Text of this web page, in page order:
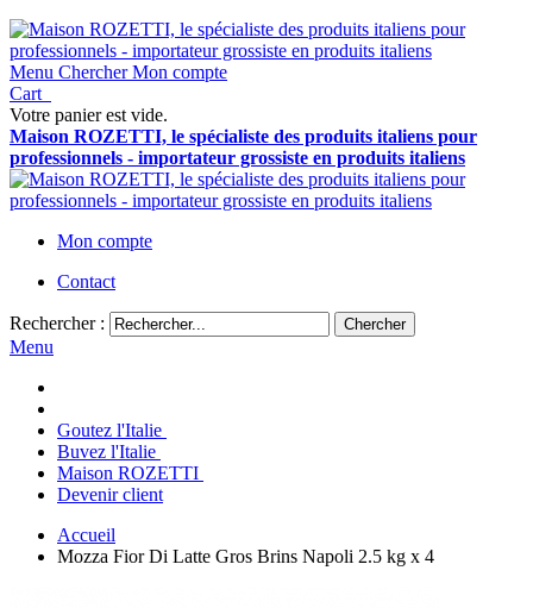
Menu Chercher Mon compte
Cart
Votre panier est vide.
Maison ROZETTI, le spécialiste des produits italiens pour
professionnels - importateur grossiste en produits italiens
Mon compte
Contact
Rechercher : Chercher
Menu
Goutez l'Italie
Buvez l'Italie
Maison ROZETTI
Devenir client
Accueil
Mozza Fior Di Latte Gros Brins Napoli 2.5 kg x 4